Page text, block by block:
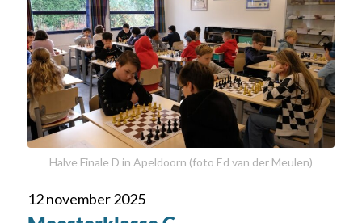
Halve Finale D in Apeldoorn (foto Ed van der Meulen)
12 november 2025